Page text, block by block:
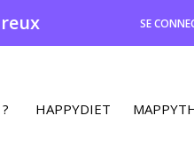
SE
HAPPYDIET